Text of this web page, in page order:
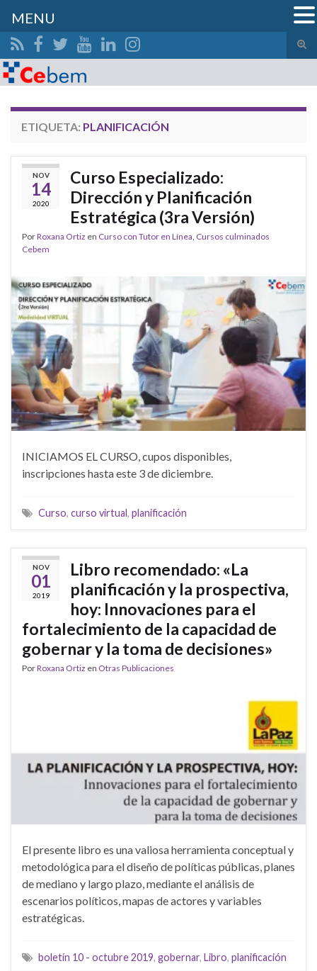
el
Search for:
ETIQUETA: PLANIFICACIÓN
NOV
14
2020
Curso Especializado:
Dirección y Planificación
Estratégica (3ra Versión)
PorRoxana Ortiz en Curso con Tutor en Línea, Cursos culminados
Cebem
INICIAMOS EL CURSO, cupos disponibles,
inscripciones hasta este 3 de diciembre.
Curso, curso virtual, planificación
NOV
01
2019
Libro recomendado: «La
planificación y la prospectiva,
hoy: Innovaciones para el
fortalecimiento de la capacidad de
gobernar y la toma de decisiones»
PorRoxana Ortiz en Otras Publicaciones
El presente libro es una valiosa herramienta conceptual y
metodológica para el diseño de políticas públicas, planes
de mediano y largo plazo, mediante el análisis de
escenarios políticos, mapas de actores y variables
estratégicas.
boletín 10 - octubre 2019, gobernar, Libro, planificación
MENU